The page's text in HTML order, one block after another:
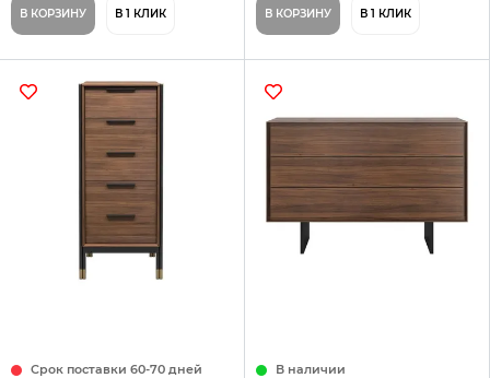
В КОРЗИНУ В 1 КЛИК В КОРЗИНУ В 1 КЛИК
Срок поставки 60-70 дней В наличии